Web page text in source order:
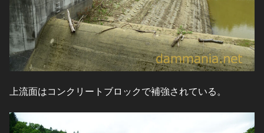
上流面はコンクリートブロックで補強されている。